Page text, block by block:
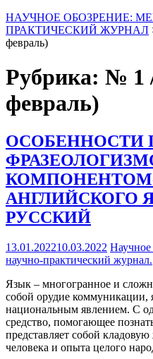
НАУЧНОЕ ОБОЗРЕНИЕ:
ПРАКТИЧЕСКИЙ ЖУРНАЛ
февраль)
Рубрика: № 1
февраль)
ОСОБЕННОСТИ
АНГЛИЙСКОГО
РУССКИЙ
13.01.202210.03.2022
научно-практический журнал.
Язык – многогранное и
собой орудие коммуникации,
национальным явлением. С
средство, помогающее
представляет собой
человека и опыта целого